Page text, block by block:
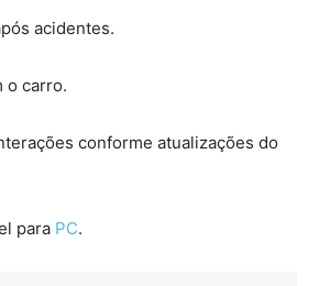
acidentes.
o carro.
conforme atualizações do
para PC.